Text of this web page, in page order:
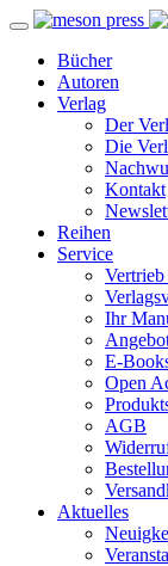
Bücher
Autoren
Verlag
Der
Die
Kontakt
Reihen
Service
Ihr
E-
Open
AGB
Aktuelles